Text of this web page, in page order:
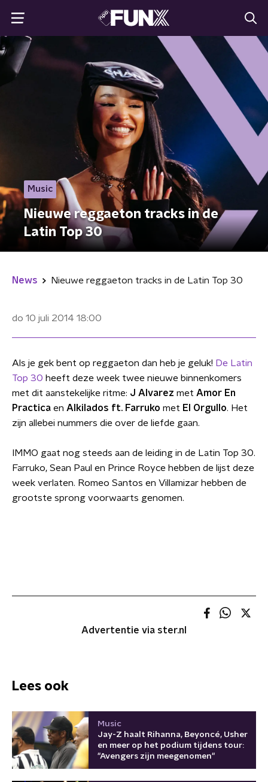
Music
Nieuwe reggaeton tracks in de
Latin Top 30
News Nieuwe reggaeton tracks in de Latin Top 30
do 10 juli 2014 18:00
Als je gek bent op reggaeton dan heb je geluk! De Latin
Top 30 heeft deze week twee nieuwe binnenkomers
met dit aanstekelijke ritme: J Alvarez met Amor En
Practica en Alkilados ft. Farruko met El Orgullo. Het
zijn allebei nummers die over de liefde gaan.
IMMO gaat nog steeds aan de leiding in de Latin Top 30.
Farruko, Sean Paul en Prince Royce hebben de lijst deze
week verlaten. Romeo Santos en Villamizar hebben de
grootste sprong voorwaarts genomen.
Advertentie via ster.nl
Lees ook
Music
Jay-Z haalt Rihanna, Beyoncé, Usher
en meer op het podium tijdens tour:
"Avengers zijn meegenomen"